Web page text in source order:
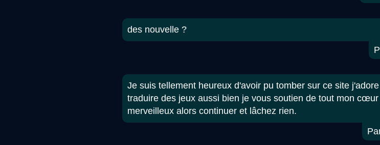
des nouvelle ?
Je suis tellement heureux d'avoir pu tomber sur ce site
traduire des jeux aussi bien je vous soutien de tout mon
merveilleux alors continuer et lâchez rien.